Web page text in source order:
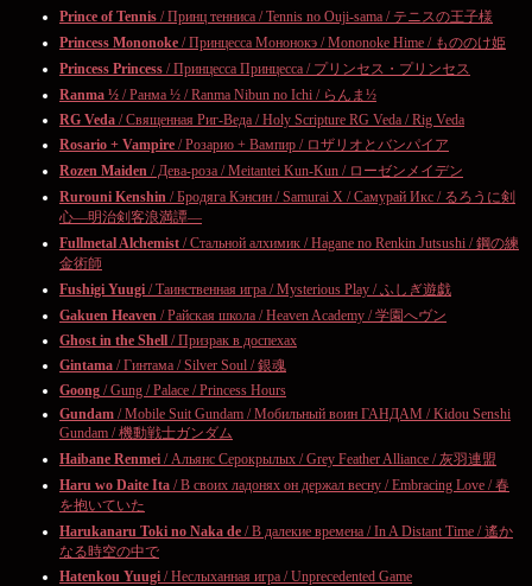
Prince of Tennis / Принц тенниса / Tennis no Ouji-sama / テニスの王子様
Princess Mononoke / Принцесса Мононокэ / Mononoke Hime / もののけ姫
Princess Princess / Принцесса Принцесса / プリンセス・プリンセス
Ranma ½ / Ранма ½ / Ranma Nibun no Ichi / らんま½
RG Veda / Священная Риг-Веда / Holy Scripture RG Veda / Rig Veda
Rosario + Vampire / Розарио + Вампир / ロザリオとバンパイア
Rozen Maiden / Дева-роза / Meitantei Kun-Kun / ローゼンメイデン
Rurouni Kenshin / Бродяга Кэнсин / Samurai X / Самурай Икс / るろうに剣
心―明治剣客浪満譚―
Fullmetal Alchemist / Стальной алхимик / Hagane no Renkin Jutsushi / 鋼の練
金術師
Fushigi Yuugi / Таинственная игра / Mysterious Play / ふしぎ遊戯
Gakuen Heaven / Райская школа / Heaven Academy / 学園へヴン
Ghost in the Shell / Призрак в доспехах
Gintama / Гинтама / Silver Soul / 銀魂
Goong / Gung / Palace / Princess Hours
Gundam / Mobile Suit Gundam / Мобильный воин ГАНДАМ / Kidou Senshi
Gundam / 機動戦士ガンダム
Haibane Renmei / Альянс Серокрылых / Grey Feather Alliance / 灰羽連盟
Haru wo Daite Ita / В своих ладонях он держал весну / Embracing Love / 春
を抱いていた
Harukanaru Toki no Naka de / В далекие времена / In A Distant Time / 遙か
なる時空の中で
Hatenkou Yuugi / Неслыханная игра / Unprecedented Game